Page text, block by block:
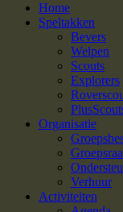
Home
Speltakken
Bevers
Welpen
Scouts
Explorers
Organisatie
Verhuur
Activiteiten